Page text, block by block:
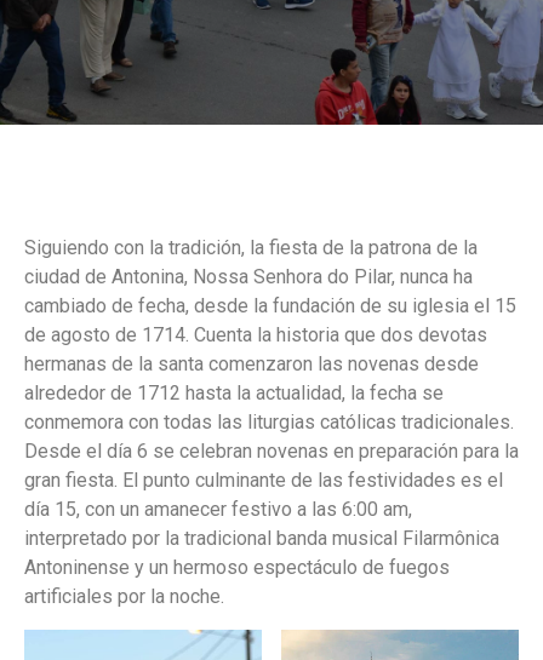
Siguiendo con la tradición, la fiesta de la patrona de la
ciudad de Antonina, Nossa Senhora do Pilar, nunca ha
cambiado de fecha, desde la fundación de su iglesia el 15
de agosto de 1714. Cuenta la historia que dos devotas
hermanas de la santa comenzaron las novenas desde
alrededor de 1712 hasta la actualidad, la fecha se
conmemora con todas las liturgias católicas tradicionales.
Desde el día 6 se celebran novenas en preparación para la
gran fiesta. El punto culminante de las festividades es el
día 15, con un amanecer festivo a las 6:00 am,
interpretado por la tradicional banda musical Filarmônica
Antoninense y un hermoso espectáculo de fuegos
artificiales por la noche.